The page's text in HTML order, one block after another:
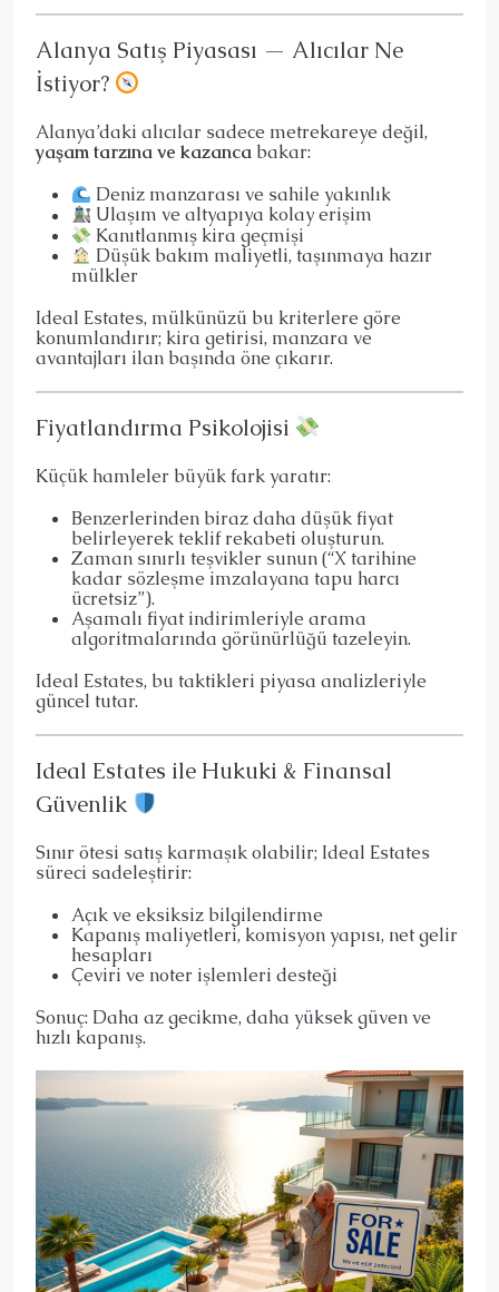
Alanya Satış Piyasası — Alıcılar Ne
İstiyor?
Alanya’daki alıcılar sadece metrekareye değil,
yaşam tarzına ve kazanca bakar:
Deniz manzarası ve sahile yakınlık
Ulaşım ve altyapıya kolay erişim
Kanıtlanmış kira geçmişi
Düşük bakım maliyetli, taşınmaya hazır
mülkler
Ideal Estates, mülkünüzü bu kriterlere göre
konumlandırır; kira getirisi, manzara ve
avantajları ilan başında öne çıkarır.
Fiyatlandırma Psikolojisi
Küçük hamleler büyük fark yaratır:
Benzerlerinden biraz daha düşük fiyat
belirleyerek teklif rekabeti oluşturun.
Zaman sınırlı teşvikler sunun (“X tarihine
kadar sözleşme imzalayana tapu harcı
ücretsiz”).
Aşamalı fiyat indirimleriyle arama
algoritmalarında görünürlüğü tazeleyin.
Ideal Estates, bu taktikleri piyasa analizleriyle
güncel tutar.
Ideal Estates ile Hukuki & Finansal
Güvenlik
Sınır ötesi satış karmaşık olabilir; Ideal Estates
süreci sadeleştirir:
Açık ve eksiksiz bilgilendirme
Kapanış maliyetleri, komisyon yapısı, net gelir
hesapları
Çeviri ve noter işlemleri desteği
Sonuç: Daha az gecikme, daha yüksek güven ve
hızlı kapanış.